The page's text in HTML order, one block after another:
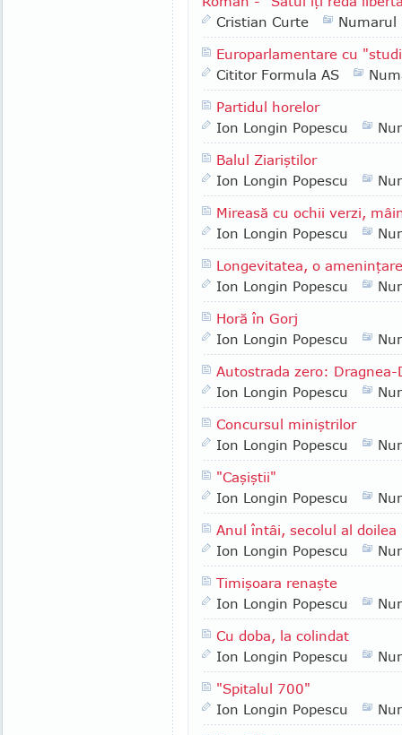
Cristian Curte
Numarul
Europarlamentare cu
Cititor Formula AS
Partidul horelor
Ion Longin Popescu
Balul Ziariştilor
Ion Longin Popescu
Mireasă cu ochii verzi,
Ion Longin Popescu
Longevitatea, o ameninţare
Ion Longin Popescu
Horă în Gorj
Ion Longin Popescu
Autostrada zero: Dragnea-
Ion Longin Popescu
Concursul miniştrilor
Ion Longin Popescu
"Caşiştii"
Ion Longin Popescu
Anul întâi, secolul al doilea
Ion Longin Popescu
Timişoara renaşte
Ion Longin Popescu
Cu doba, la colindat
Ion Longin Popescu
"Spitalul 700"
Ion Longin Popescu